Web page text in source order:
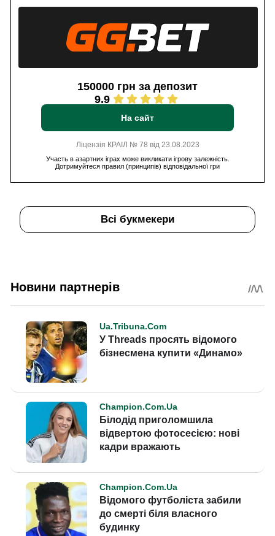
150000 грн за депозит
9.9
На сайт
Ліцензія КРАІЛ № 78 від 23.08.2023
Участь в азартних іграх може викликати ігрову залежність.
Дотримуйтеся правил (принципів) відповідальної гри
Всі букмекери